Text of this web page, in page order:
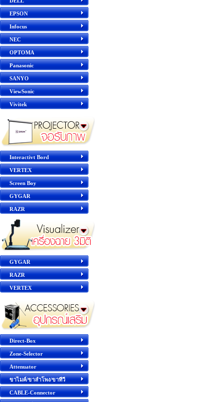
EPSON
Infocus
NEC
OPTOMA
Panasonic
SANYO
ViewSonic
Vivitek
Interactivt Bord
VERTEX
Screen Boy
GYGAR
RAZR
GYGAR
RAZR
VERTEX
Direct-Box
Zone-Selector
Attenuator
ขาไมค์/ขาลำโพง/ขาทีวี
CABLE-Connector